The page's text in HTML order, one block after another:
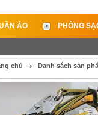
ÁO PHÒNG
chủ Danh sách sản